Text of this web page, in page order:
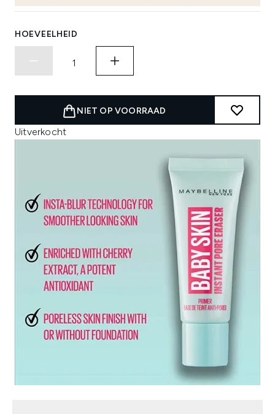
HOEVEELHEID
NIET OP VOORRAAD
Uitverkocht